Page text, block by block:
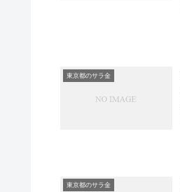
東京都のサラ金
東京都のサラ金